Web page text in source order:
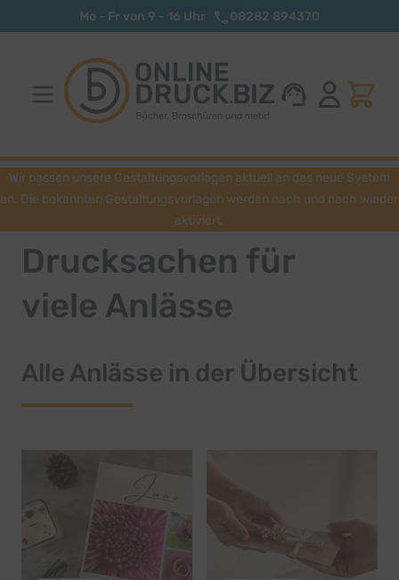
Zum Inhalt springenMo - Fr von 9 - 16 Uhr 08282 894370
Wir passen unsere Gestaltungsvorlagen aktuell an das neue System
an. Die bekannten Gestaltungsvorlagen werden nach und nach wieder
aktiviert.
Drucksachen für
viele Anlässe
Alle Anlässe in der Übersicht